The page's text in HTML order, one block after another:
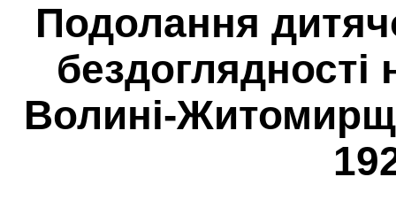
Подолання
бездоглядності
Волині-